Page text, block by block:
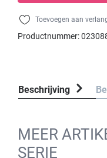
Toevoegen aan
Productnummer:
Beschrijving
MEER
SERIE